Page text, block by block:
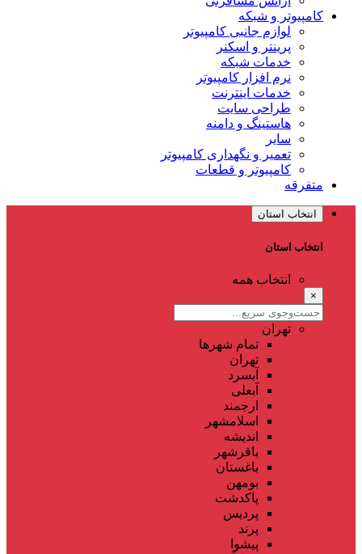
کامپیوتر و شبکه
لوازم جانبی کامپیوتر
پرینتر و اسکنر
خدمات شبکه
نرم افزار کامپیوتر
خدمات اینترنت
طراحی سایت
هاستینگ و دامنه
سایر
تعمیر و نگهداری کامپیوتر
کامپیوتر و قطعات
متفرقه
انتخاب استان
انتخاب استان
انتخاب همه
×
تهران
تمام شهر‌ها
تهران
آبسرد
آبعلی
ارجمند
اسلامشهر
اندیشه
باقرشهر
باغستان
بومهن
پاکدشت
پردیس
پرند
پیشوا